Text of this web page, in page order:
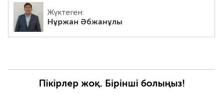
Жүктеген:
Нұржан Әбжанұлы
Пікірлер жоқ. Бірінші болыңыз!